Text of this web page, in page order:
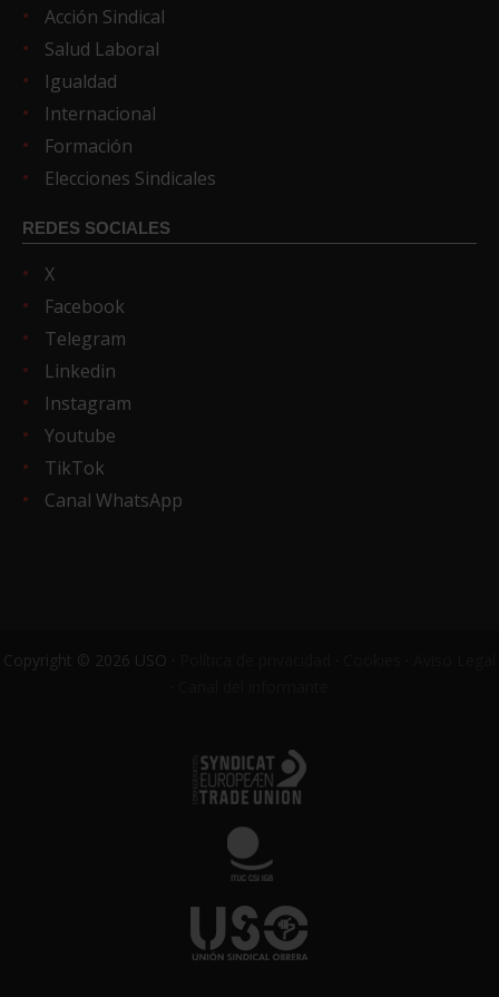
Acción Sindical
Salud Laboral
Igualdad
Internacional
Formación
Elecciones Sindicales
REDES SOCIALES
X
Facebook
Telegram
Linkedin
Instagram
Youtube
TikTok
Canal WhatsApp
Copyright © 2026 USO ·